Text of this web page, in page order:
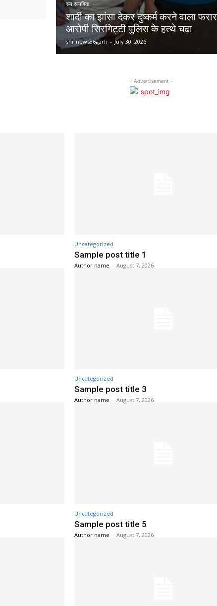
सम सामयिक
शादी का झांसा देकर दुष्कर्म करने वाला फरार
आरोपी सिरगिट्टी पुलिस के हत्थे चढ़ा
shrinews36garh - July 30, 2026
- Advertisement -
Uncategorized
Sample post title 1
Author name - August 7, 2026
Uncategorized
Sample post title 3
Author name - August 7, 2026
Uncategorized
Sample post title 5
Author name - August 7, 2026